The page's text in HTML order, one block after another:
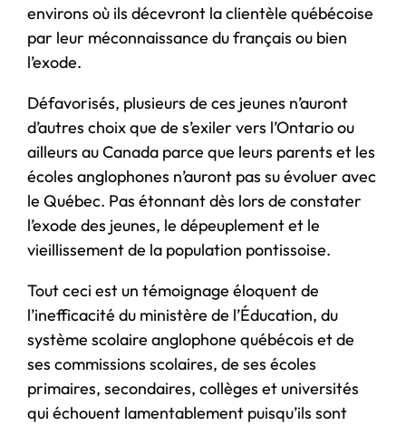
environs où ils décevront la clientèle québécoise
par leur méconnaissance du français ou bien
l’exode.
Défavorisés, plusieurs de ces jeunes n’auront
d’autres choix que de s’exiler vers l’Ontario ou
ailleurs au Canada parce que leurs parents et les
écoles anglophones n’auront pas su évoluer avec
le Québec. Pas étonnant dès lors de constater
l’exode des jeunes, le dépeuplement et le
vieillissement de la population pontissoise.
Tout ceci est un témoignage éloquent de
l’inefficacité du ministère de l’Éducation, du
système scolaire anglophone québécois et de
ses commissions scolaires, de ses écoles
primaires, secondaires, collèges et universités
qui échouent lamentablement puisqu’ils sont